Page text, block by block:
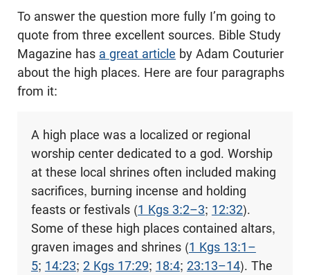
To answer the question more fully I’m going to
quote from three excellent sources. Bible Study
Magazine has a great article by Adam Couturier
about the high places. Here are four paragraphs
from it:
A high place was a localized or regional
worship center dedicated to a god. Worship
at these local shrines often included making
sacrifices, burning incense and holding
feasts or festivals (1 Kgs 3:2–3; 12:32).
Some of these high places contained altars,
graven images and shrines (1 Kgs 13:1–
5; 14:23; 2 Kgs 17:29; 18:4; 23:13–14). The